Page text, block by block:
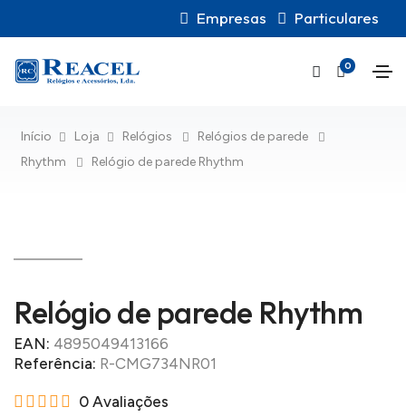
Empresas Particulares
0
Início Loja Relógios
Relógios de parede
Rhythm
Relógio de parede Rhythm
Relógio de parede Rhythm
EAN: 4895049413166
Referência: R-CMG734NR01
0 Avaliações